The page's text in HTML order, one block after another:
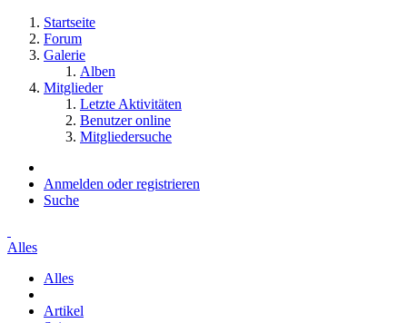
Startseite
Forum
Galerie
Alben
Mitglieder
Letzte Aktivitäten
Benutzer online
Mitgliedersuche
Anmelden oder registrieren
Suche
Alles
Alles
Artikel